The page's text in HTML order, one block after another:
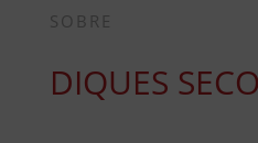
SOBRE
DIQUES